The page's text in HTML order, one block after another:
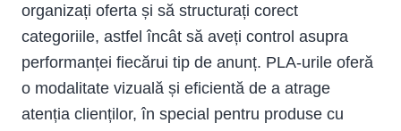
organizați oferta și să structurați corect
categoriile, astfel încât să aveți control asupra
performanței fiecărui tip de anunț. PLA-urile oferă
o modalitate vizuală și eficientă de a atrage
atenția clienților, în special pentru produse cu